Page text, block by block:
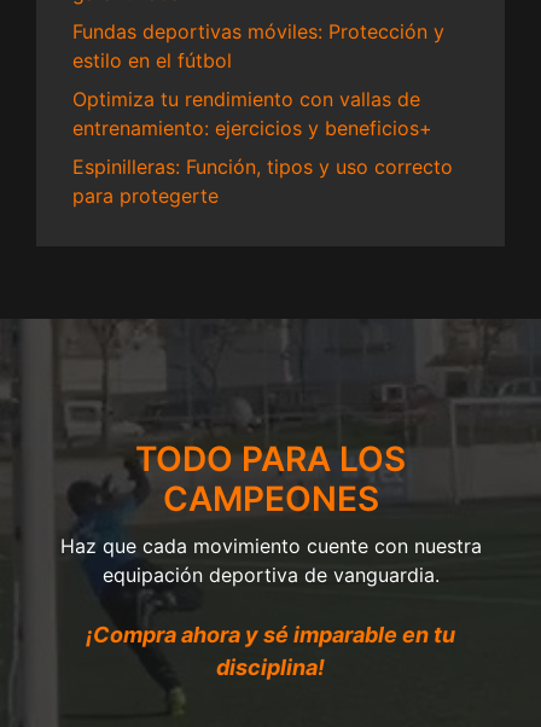
Fundas deportivas móviles: Protección y
estilo en el fútbol
Optimiza tu rendimiento con vallas de
entrenamiento: ejercicios y beneficios+
Espinilleras: Función, tipos y uso correcto
para protegerte
TODO PARA LOS
CAMPEONES
Haz que cada movimiento cuente con nuestra
equipación deportiva de vanguardia.
¡Compra ahora y sé imparable en tu
disciplina!